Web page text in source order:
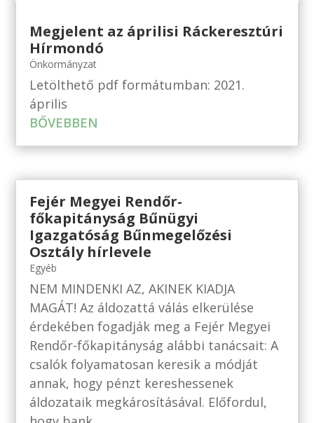
Megjelent az áprilisi Ráckeresztúri
Hírmondó
Önkormányzat
Letölthető pdf formátumban: 2021.
április
BŐVEBBEN
Fejér Megyei Rendőr-
főkapitányság Bűnügyi
Igazgatóság Bűnmegelőzési
Osztály hírlevele
Egyéb
NEM MINDENKI AZ, AKINEK KIADJA
MAGÁT! Az áldozattá válás elkerülése
érdekében fogadják meg a Fejér Megyei
Rendőr-főkapitányság alábbi tanácsait: A
csalók folyamatosan keresik a módját
annak, hogy pénzt kereshessenek
áldozataik megkárosításával. Előfordul,